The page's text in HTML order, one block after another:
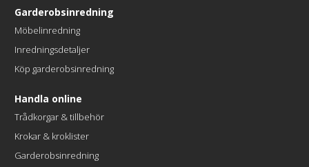
Garderobsinredning
Möbelinredning
Inredningsdetaljer
Köp garderobsinredning
Handla online
Trådkorgar & tillbehör
Krokar & kroklister
Garderobsinredning